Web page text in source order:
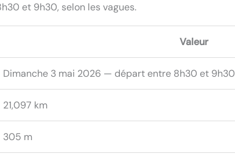
et 9h30, selon les vagues.
Valeur
Dimanche 3 mai 2026 — départ entre 8h30 et 9h30
21,097 km
305 m